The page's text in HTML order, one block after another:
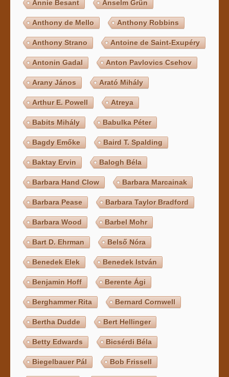
Annie Besant Anselm Grün
Anthony de Mello Anthony Robbins
Anthony Strano Antoine de Saint-Exupéry
Antonin Gadal Anton Pavlovics Csehov
Arany János Arató Mihály
Arthur E. Powell Atreya
Babits Mihály Babulka Péter
Bagdy Emőke Baird T. Spalding
Baktay Ervin Balogh Béla
Barbara Hand Clow Barbara Marcainak
Barbara Pease Barbara Taylor Bradford
Barbara Wood Barbel Mohr
Bart D. Ehrman Belső Nóra
Benedek Elek Benedek István
Benjamin Hoff Berente Ági
Berghammer Rita Bernard Cornwell
Bertha Dudde Bert Hellinger
Betty Edwards Bicsérdi Béla
Biegelbauer Pál Bob Frissell